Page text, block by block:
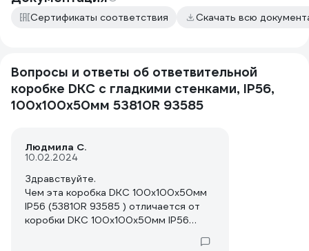
Сертификаты соответствия Скачать всю
Вопросы и ответы об ответвительной
коробке DKC с гладкими стенками, IP56,
100x100x50мм 53810R 93585
Людмила С.
10.02.2024
Здравствуйте.
Чем эта коробка DKC 100х100х50мм
IP56 (53810R 93585 ) отличается от
коробки DKC 100х100х50мм IP56